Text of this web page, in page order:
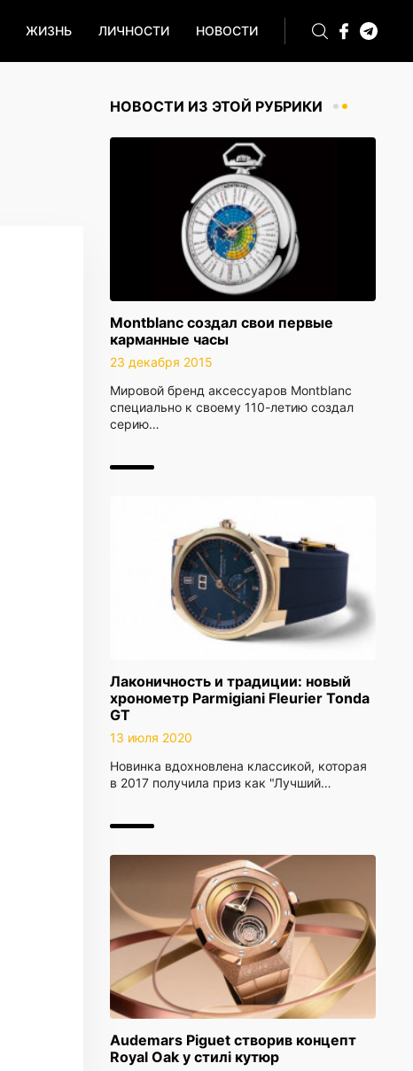
ЖИЗНЬ ЛИЧНОСТИ НОВОСТИ
НОВОСТИ ИЗ ЭТОЙ РУБРИКИ
Montblanc создал свои первые
карманные часы
23 декабря 2015
Мировой бренд аксессуаров Montblanc
специально к своему 110-летию создал
серию…
Лаконичность и традиции: новый
хронометр Parmigiani Fleurier Tonda
GT
13 июля 2020
Новинка вдохновлена классикой, которая
в 2017 получила приз как "Лучший…
Audemars Piguet створив концепт
Royal Oak у стилі кутюр